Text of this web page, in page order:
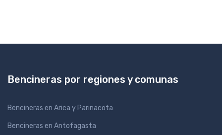
Bencineras por regiones y comunas
Bencineras en Arica y Parinacota
Bencineras en Antofagasta